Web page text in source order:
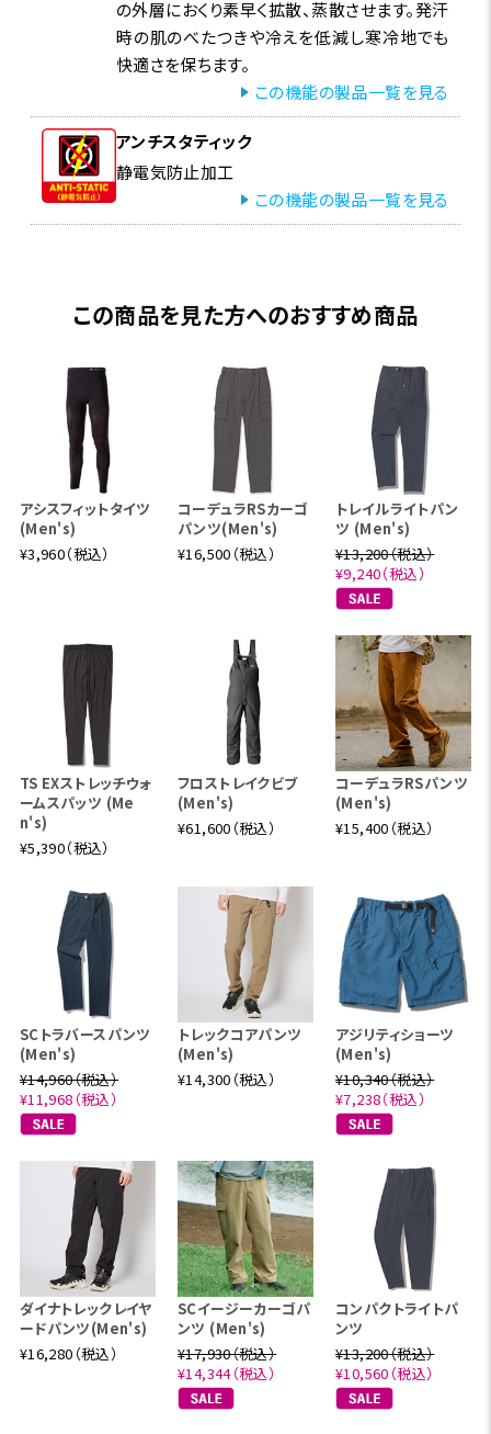
の外層におくり素早く拡散、蒸散させます。発汗
時の肌のべたつきや冷えを低減し寒冷地でも
快適さを保ちます。
この機能の製品一覧を見る
アンチスタティック
静電気防止加工
この機能の製品一覧を見る
この商品を見た方へのおすすめ商品
アシスフィットタイツ
(Men's)
¥3,960（税込）
コーデュラRSカーゴ
パンツ(Men's)
¥16,500（税込）
トレイルライトパン
ツ (Men's)
¥13,200（税込）
¥9,240（税込）
TS EXストレッチウォ
ームスパッツ (Me
n's)
¥5,390（税込）
フロストレイクビブ
(Men's)
¥61,600（税込）
コーデュラRSパンツ
(Men's)
¥15,400（税込）
SCトラバースパンツ
(Men's)
¥14,960（税込）
¥11,968（税込）
トレックコアパンツ
(Men's)
¥14,300（税込）
アジリティショーツ
(Men's)
¥10,340（税込）
¥7,238（税込）
ダイナトレックレイヤ
ードパンツ(Men's)
¥16,280（税込）
SCイージーカーゴパ
ンツ (Men's)
¥17,930（税込）
¥14,344（税込）
コンパクトライトパ
ンツ
¥13,200（税込）
¥10,560（税込）